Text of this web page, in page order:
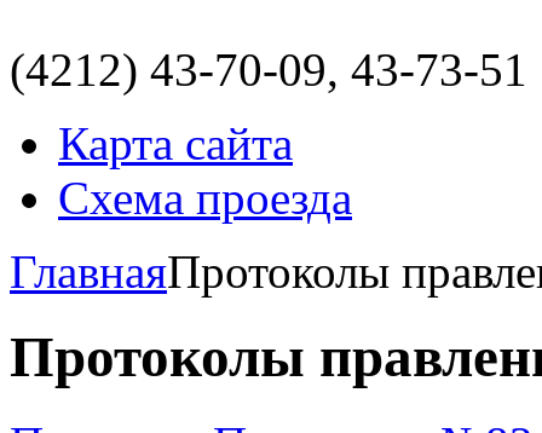
(4212) 43-70-09, 43-73-51
Карта сайта
Схема проезда
ГлавнаяПротоколы
Протоколы